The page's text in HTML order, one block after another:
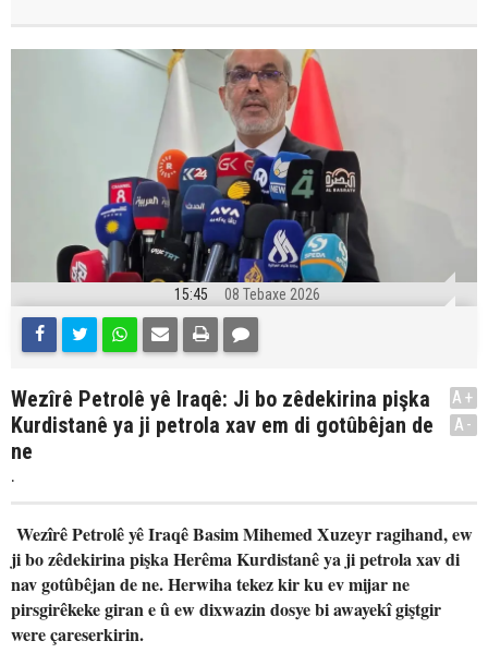
15:45 08 Tebaxe 2026
Wezîrê Petrolê yê Iraqê: Ji bo zêdekirina pişka
Kurdistanê ya ji petrola xav em di gotûbêjan de
ne
.
A+
A-
Wezîrê Petrolê yê Iraqê Basim Mihemed Xuzeyr ragihand, ew
ji bo zêdekirina pişka Herêma Kurdistanê ya ji petrola xav di
nav gotûbêjan de ne. Herwiha tekez kir ku ev mijar ne
pirsgirêkeke giran e û ew dixwazin dosye bi awayekî giştgir
were çareserkirin.